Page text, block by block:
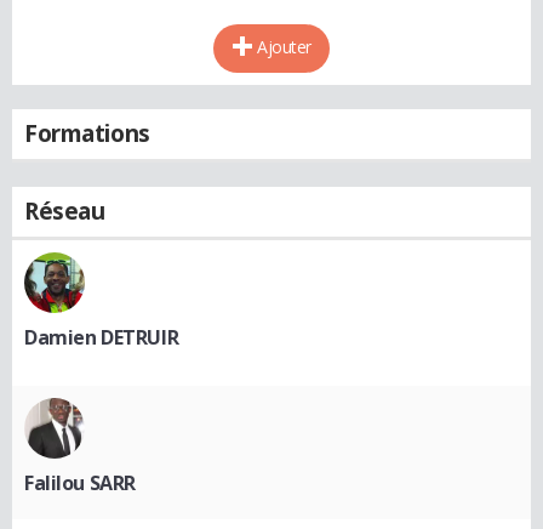
Ajouter
Formations
Réseau
Damien DETRUIR
Falilou SARR